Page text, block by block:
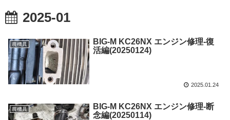
2025-01
農機具
BIG-M KC26NX エンジン修理-復
活編(20250124)
2025.01.24
農機具
BIG-M KC26NX エンジン修理-断
念編(20250114)